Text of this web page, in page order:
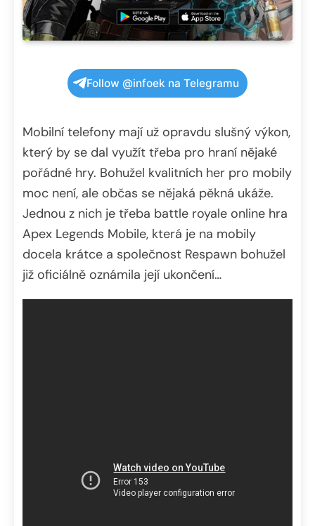
Follow @infoek na Telegramu
Mobilní telefony mají už opravdu slušný výkon,
který by se dal využít třeba pro hraní nějaké
pořádné hry. Bohužel kvalitních her pro mobily
moc není, ale občas se nějaká pěkná ukáže.
Jednou z nich je třeba battle royale online hra
Apex Legends Mobile, která je na mobily
docela krátce a společnost Respawn bohužel
již oficiálně oznámila její ukončení…